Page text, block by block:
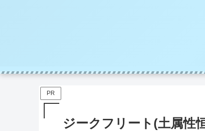
PR
ジークフリート(土属性